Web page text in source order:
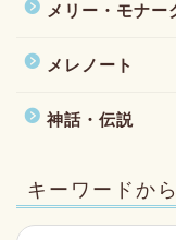
メリー・モナー
メレノート
神話・伝説
キーワードか